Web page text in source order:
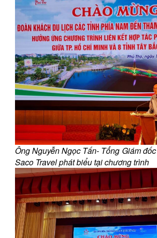
Ông Nguyễn Ngọc Tấn- Tổng Giám
Saco Travel phát biểu tại chương trình